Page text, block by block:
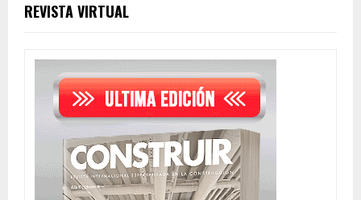
REVISTA VIRTUAL